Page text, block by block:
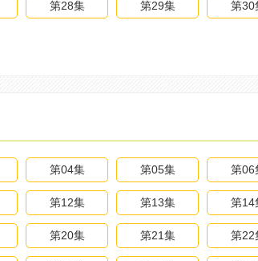
第28集 第29集 第30
第04集 第05集 第06
第12集 第13集 第14
第20集 第21集 第22